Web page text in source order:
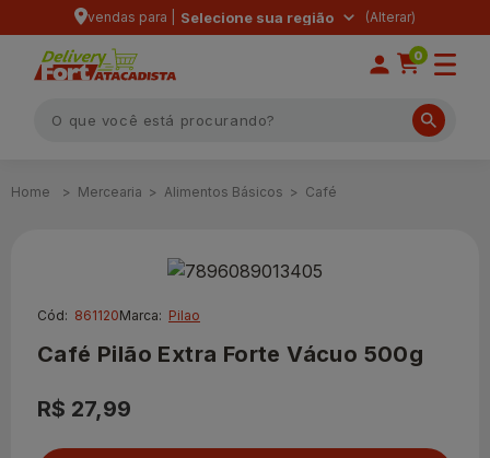
vendas para | Selecione sua região
0
Mercearia Alimentos Básicos Café
Cód: 861120Marca: Pilao
Café Pilão Extra Forte Vácuo 500g
R$ 27,99